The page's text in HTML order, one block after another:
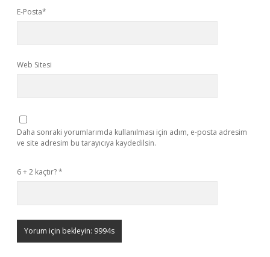
E-Posta*
Web Sitesi
Daha sonraki yorumlarımda kullanılması için adım, e-posta adresim
ve site adresim bu tarayıcıya kaydedilsin.
6 + 2 kaçtır?*